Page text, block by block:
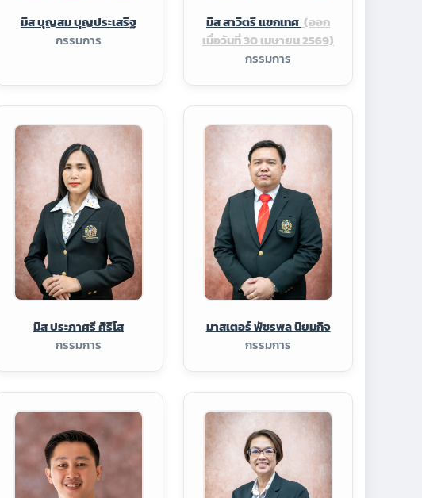
มิส บุญสม บุญประเสริฐ
กรรมการ
มิส สาวิตรี แขกเทศ (ออก
เมื่อวันที่ 30 เมษายน 2569)
กรรมการ
มิส ประภาศรี ศิริโส
กรรมการ
มาสเตอร์ พัชรพล นิยมกิจ
กรรมการ